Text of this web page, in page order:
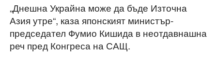
„Днешна Украйна може да бъде Източна
Азия утре“, каза японският министър-
председател Фумио Кишида в неотдавнашна
реч пред Конгреса на САЩ.